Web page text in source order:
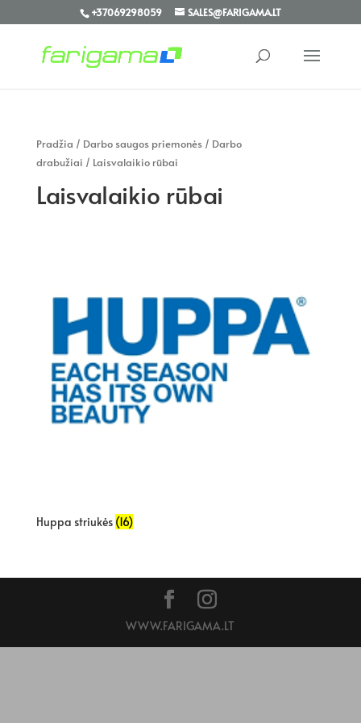
+37069298059 SALES@FARIGAMA.LT
Pradžia / Darbo saugos priemonės/ Darbo
drabužiai / Laisvalaikio rūbai
Laisvalaikio rūbai
Huppa striukės (16)
WWW.FARIGAMA.LT